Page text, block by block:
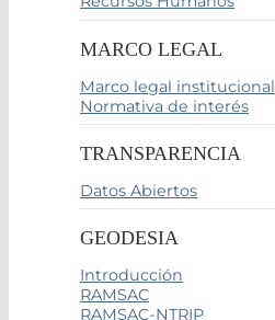
MARCO LEGAL
Marco legal institucional
Normativa de interés
TRANSPARENCIA
Datos Abiertos
GEODESIA
Introducción
RAMSAC
RAMSAC-NTRIP